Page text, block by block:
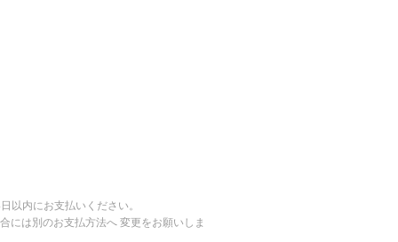
内にお支払いください。
には別のお支払方法へ 変更をお願いしま